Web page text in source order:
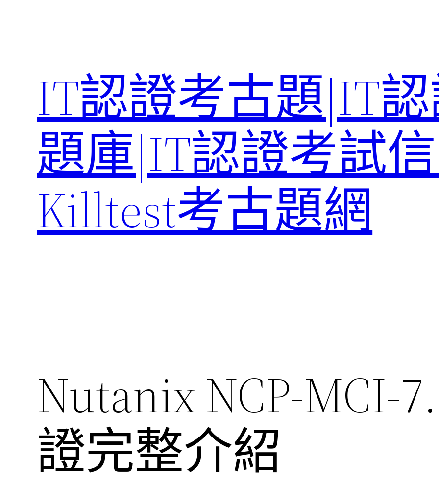
IT認證考古題|IT
題庫|IT認證考試
Killtest考古題網
Nutanix NCP-MCI-
證完整介紹